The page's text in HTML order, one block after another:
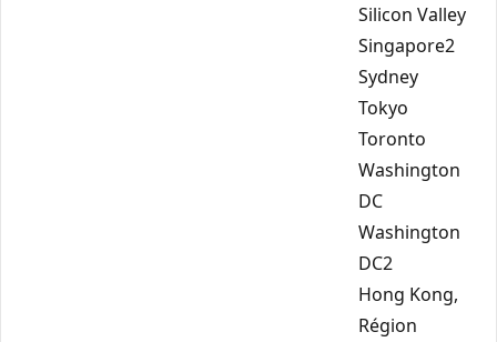
Silicon Valley
Singapore2
Sydney
Tokyo
Toronto
Washington
DC
Washington
DC2
Hong Kong,
Région